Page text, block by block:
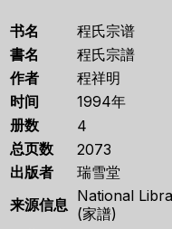
书名
程氏宗谱
書名
程氏宗譜
作者
程祥明
时间
1994年
册数
4
总页数
2073
出版者
瑞雪堂
来源信息 National
(家譜)